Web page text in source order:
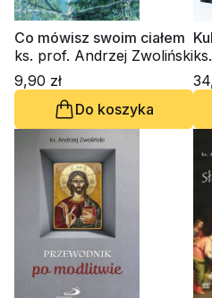
Co mówisz swoim ciałem
ks. prof. Andrzej Zwoliński
9,90 zł
Do koszyka